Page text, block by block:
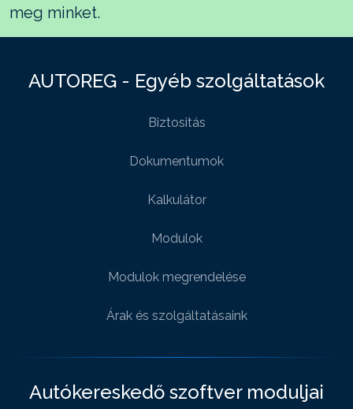
meg minket.
AUTOREG - Egyéb szolgáltatások
Biztositás
Dokumentumok
Kalkulátor
Modulok
Modulok megrendelése
Árak és szolgáltatásaink
Autókereskedő szoftver moduljai